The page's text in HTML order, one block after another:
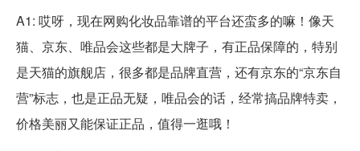
A1: 哎呀，现在网购化妆品靠谱的平台还蛮多的嘛！像天
猫、京东、唯品会这些都是大牌子，有正品保障的，特别
是天猫的旗舰店，很多都是品牌直营，还有京东的“京东自
营”标志，也是正品无疑，唯品会的话，经常搞品牌特卖，
价格美丽又能保证正品，值得一逛哦！